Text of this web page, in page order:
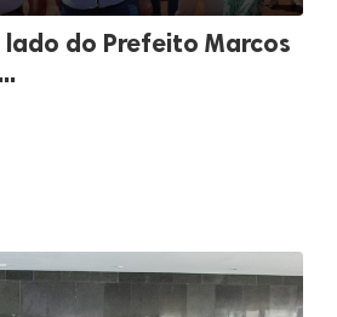
lado do Prefeito Marcos